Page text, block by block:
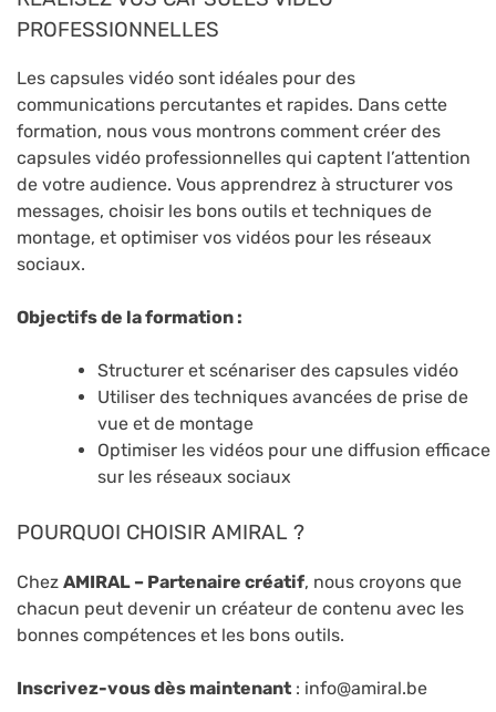
PROFESSIONNELLES
Les capsules vidéo sont idéales pour des
communications percutantes et rapides. Dans cette
formation, nous vous montrons comment créer des
capsules vidéo professionnelles qui captent l’attention
de votre audience. Vous apprendrez à structurer vos
messages, choisir les bons outils et techniques de
montage, et optimiser vos vidéos pour les réseaux
sociaux.
Objectifs de la formation :
Structurer et scénariser des capsules vidéo
Utiliser des techniques avancées de prise de
vue et de montage
Optimiser les vidéos pour une diffusion efficace
sur les réseaux sociaux
POURQUOI CHOISIR AMIRAL ?
Chez AMIRAL – Partenaire créatif, nous croyons que
chacun peut devenir un créateur de contenu avec les
bonnes compétences et les bons outils.
Inscrivez-vous dès maintenant : info@amiral.be